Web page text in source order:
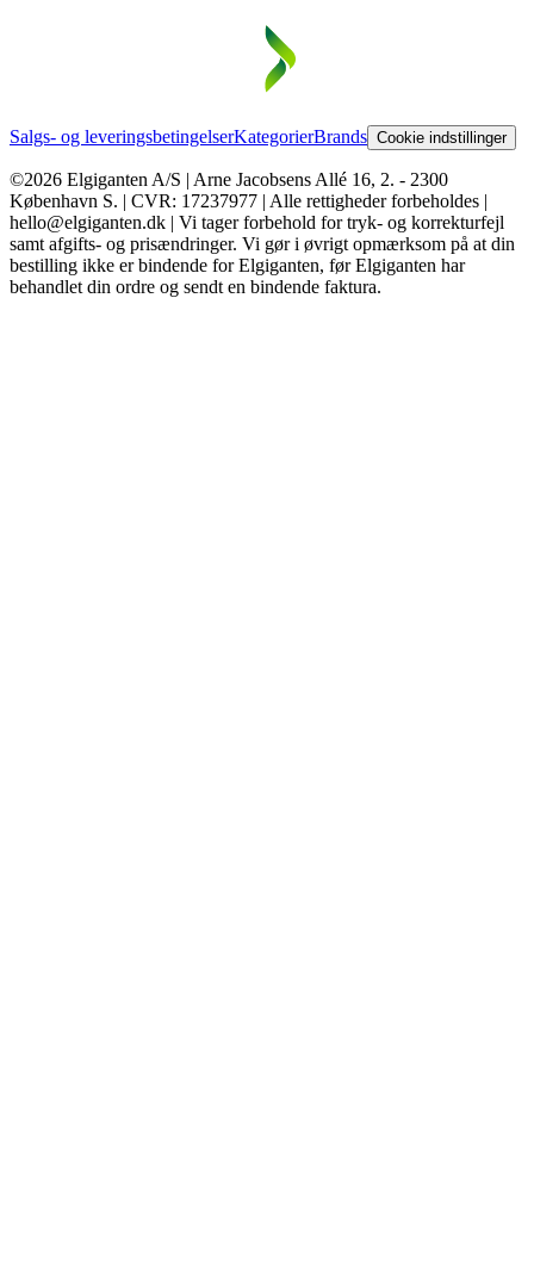
Salgs- og leveringsbetingelserKategorierBrands Cookie indstillinger
©2026 Elgiganten A/S | Arne Jacobsens Allé 16, 2. - 2300
København S. | CVR: 17237977 | Alle rettigheder forbeholdes |
hello@elgiganten.dk | Vi tager forbehold for tryk- og korrekturfejl
samt afgifts- og prisændringer. Vi gør i øvrigt opmærksom på at din
bestilling ikke er bindende for Elgiganten, før Elgiganten har
behandlet din ordre og sendt en bindende faktura.